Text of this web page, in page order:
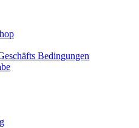
Bedingungen